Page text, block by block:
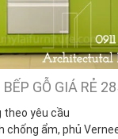
ngày nay,tủ bếp gỗ
điểm nhấn thẩm mỹ,
xu hướng tủ bếp
nghi và cá nhân
giới thiệu đến bạn:
BẾP GỖ GIÁ RẺ
theo yêu cầu
chống ẩm, phủ